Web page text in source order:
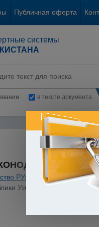
Публичная оферта
системы
в тексте документа
РУз Гражданское и
Узбекистан от